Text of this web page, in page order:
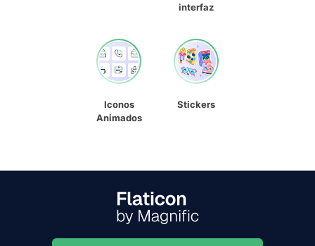
interfaz
Iconos
Animados
Stickers